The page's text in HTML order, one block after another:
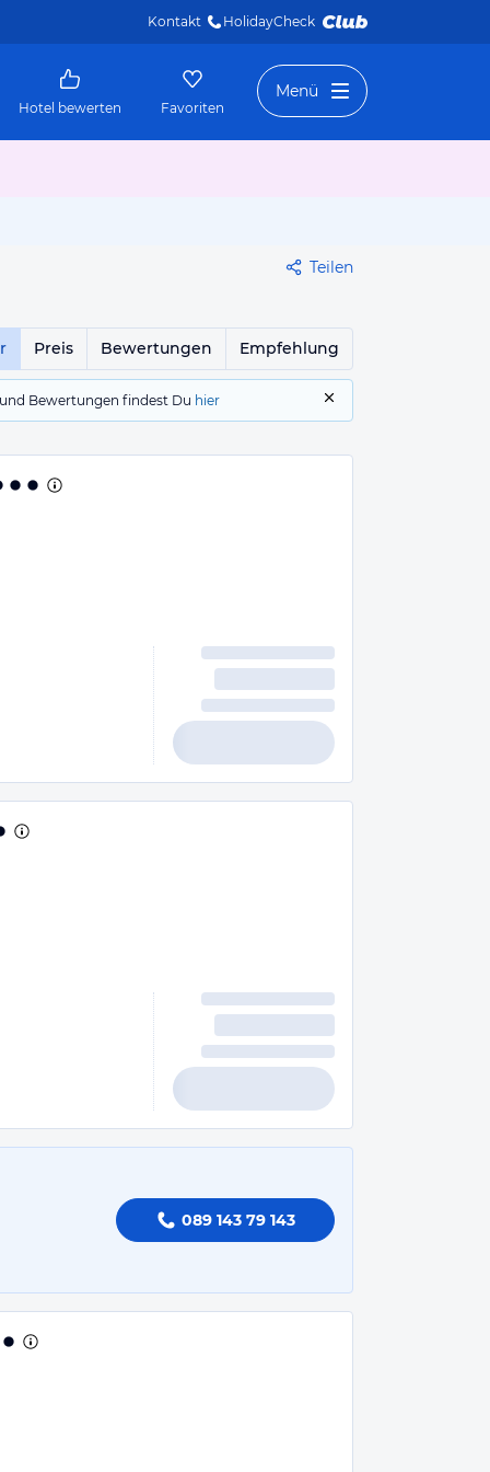
Kontakt HolidayCheck
Hotel bewerten Favoriten
Menü
Teilen
Preis Bewertungen Empfehlung
Bewertungen findest Du hier
089 143 79 143